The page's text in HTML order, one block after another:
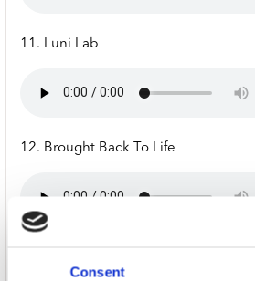
Consent
11. Luni Lab
12. Brought Back To Life